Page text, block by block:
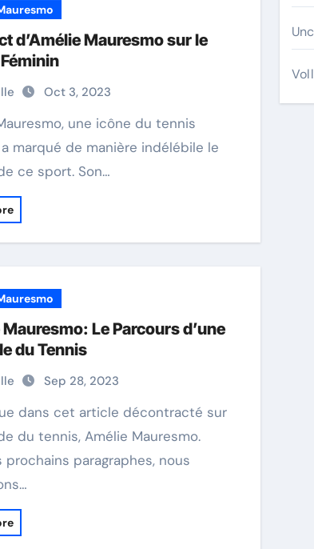
d’Amélie Mauresmo sur le
Oct 3, 2023
marqué de manière indélébile le
ce sport. Son…
Le Parcours d’une
du Tennis
Sep 28, 2023
du tennis, Amélie Mauresmo.
prochains paragraphes, nous